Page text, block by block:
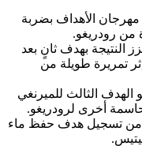
مهرجان الأهداف بضربة
بهدف ثانٍ بعد
طويلة من
للميرنغي
لرودريغو.
هدف حفظ ماء